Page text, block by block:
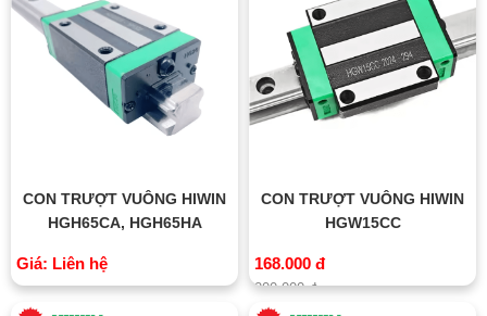
CON TRƯỢT VUÔNG HIWIN
HGH65CA, HGH65HA
Giá: Liên hệ
CON TRƯỢT VUÔNG HIWIN
HGW15CC
168.000 đ
200.000 đ